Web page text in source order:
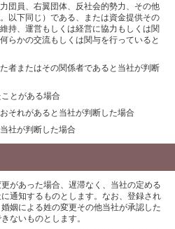
団員、右翼団体、反社会的勢力、その他
以下同じ）である、または資金提供その
持、運営もしくは経営に協力もしくは関
らかの交流もしくは関与を行っていると
者またはその関係者であると当社が判断
とがある場合
それがあると当社が判断した場合
社が判断した場合
があった場合、遅滞なく、当社の定める
通知するものとします。なお、登録され
姻による姓の変更その他当社が承認した
ないものとします。